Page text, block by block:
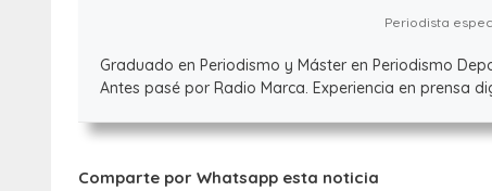
Periodista
Graduado en Periodismo y Máster en Periodismo
Antes pasé por Radio Marca. Experiencia en prensa
Comparte por Whatsapp esta noticia